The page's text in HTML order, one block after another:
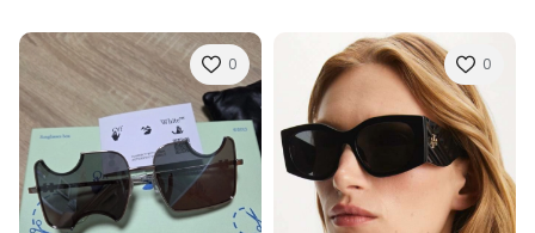
0 0